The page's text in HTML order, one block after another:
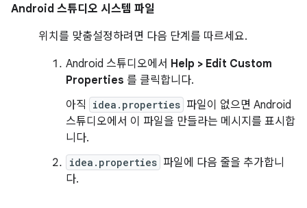
Android 스튜디오 시스템 파일
위치를 맞춤설정하려면 다음 단계를 따르세요.
Android 스튜디오에서 Help > Edit Custom
Properties 를 클릭합니다.
아직
idea.properties 파일이 없으면 Android
스튜디오에서 이 파일을 만들라는 메시지를 표시합
니다.
idea.properties 파일에 다음 줄을 추가합니
다.